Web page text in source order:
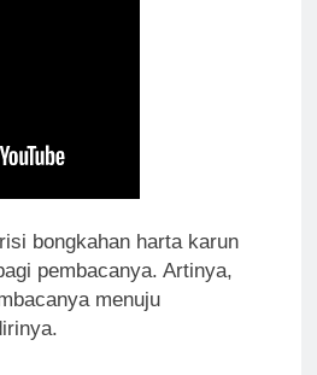
bongkahan harta karun
pembacanya. Artinya,
menuju